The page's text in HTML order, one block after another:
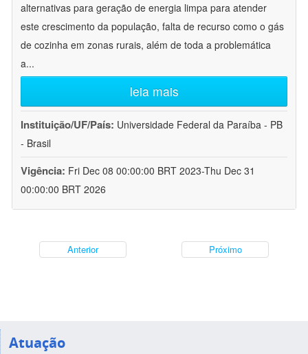
alternativas para geração de energia limpa para atender
este crescimento da população, falta de recurso como o gás
de cozinha em zonas rurais, além de toda a problemática
a...
leia mais
Instituição/UF/País: Universidade Federal da Paraíba - PB
- Brasil
Vigência: Fri Dec 08 00:00:00 BRT 2023-Thu Dec 31
00:00:00 BRT 2026
Anterior Próximo
Atuação